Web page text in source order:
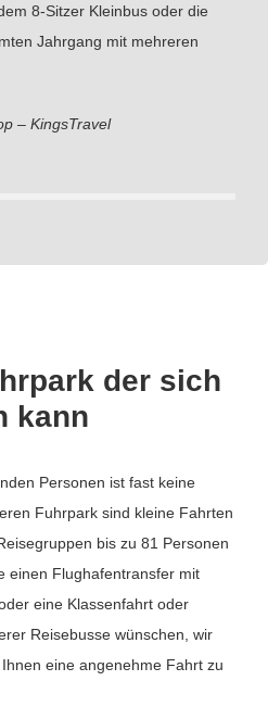
8-Sitzer Kleinbus oder die
Jahrgang mit mehreren
– KingsTravel
der sich
kann
Personen ist fast keine
Fuhrpark sind kleine Fahrten
bis zu 81 Personen
einen Flughafentransfer mit
eine Klassenfahrt oder
Reisebusse wünschen, wir
eine angenehme Fahrt zu